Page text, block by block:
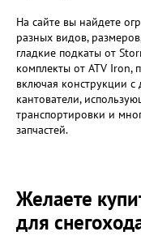
На сайте вы найдете
разных видов,
гладкие подкаты от
комплекты от ATV Iron,
включая конструкции
кантователи,
транспортировки и
запчастей.
Желаете
для